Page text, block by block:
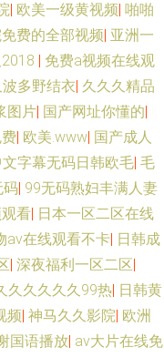
| 欧美一级黄视频| 啪啪
费的全部视频| 亚洲一
| 免费a视频在线观
多野结衣| 久久久精品
图片| 国产网址你懂的|
| 欧美.www| 国产成人
文字幕无码日韩欧毛| 毛
码| 99无码熟妇丰满人妻
看| 日本一区二区在线
av在线观看不卡| 日韩成
| 深夜福利一区二区|
久久久久久99热| 日韩黄
频| 神马久久影院| 欧洲
国语播放| av大片在线免